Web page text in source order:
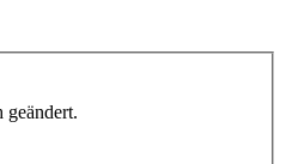
geändert.